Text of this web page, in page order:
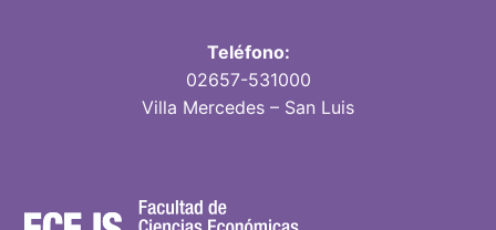
Teléfono:
02657-531000
Villa Mercedes – San Luis